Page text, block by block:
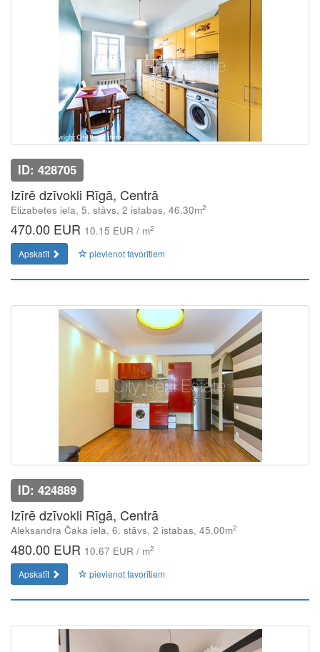
ID: 428705
Izīrē dzīvokli Rīgā, Centrā
Elizabetes iela, 5. stāvs, 2 istabas, 46.30m2
470.00 EUR 10.15 EUR / m2
Apskatīt pievienot favorītiem
ID: 424889
Izīrē dzīvokli Rīgā, Centrā
Aleksandra Čaka iela, 6. stāvs, 2 istabas, 45.00m2
480.00 EUR 10.67 EUR / m2
Apskatīt pievienot favorītiem